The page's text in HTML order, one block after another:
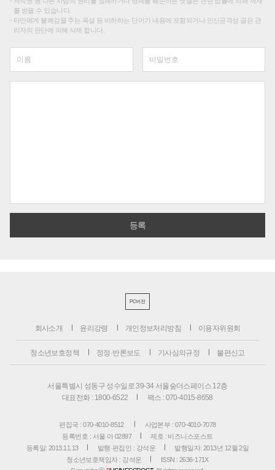
를 받을 수 있습니다.
타인에게 불쾌감을 주는 욕설 등 비하하는 단어가 내용에 포함되거나 인신공격성 글은 관
리자의 판단에 의해 삭제 합니다.
PC버전
회사소개 윤리강령 개인정보처리방침 이용자위원회
청소년보호정책 정정·반론보도 기사심의규정 불편신고
서울특별시 성동구 성수일로 39-34 서울숲더스페이스 12층
대표전화 : 1800-6522
팩스 : 070-4015-8658
편집국 : 070-4010-8512
사업본부 : 070-4010-7078
등록번호 : 서울 아 02897
제호 : 비즈니스포스트
등록일: 2013.11.13
발행·편집인 : 강석운
발행일자: 2013년 12월 2일
청소년보호책임자 : 강석운
ISSN : 2636-171X